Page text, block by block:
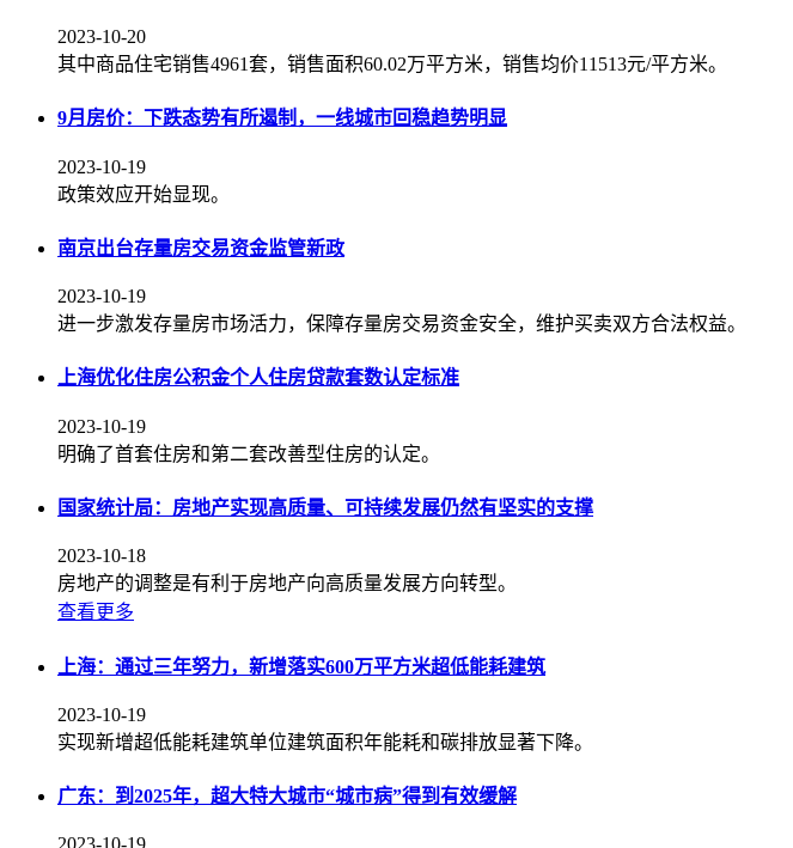
2023-10-20
其中商品住宅销售4961套，销售面积60.02万平方米，销售均价11513元/平方米。
9月房价：下跌态势有所遏制，一线城市回稳趋势明显
2023-10-19
政策效应开始显现。
南京出台存量房交易资金监管新政
2023-10-19
进一步激发存量房市场活力，保障存量房交易资金安全，维护买卖双方合法权益。
上海优化住房公积金个人住房贷款套数认定标准
2023-10-19
明确了首套住房和第二套改善型住房的认定。
国家统计局：房地产实现高质量、可持续发展仍然有坚实的支撑
2023-10-18
房地产的调整是有利于房地产向高质量发展方向转型。
查看更多
上海：通过三年努力，新增落实600万平方米超低能耗建筑
2023-10-19
实现新增超低能耗建筑单位建筑面积年能耗和碳排放显著下降。
广东：到2025年，超大特大城市“城市病”得到有效缓解